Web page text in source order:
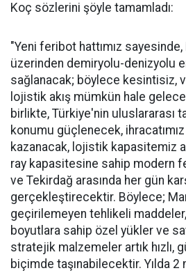
Koç sözlerini şöyle tamamladı:
"Yeni feribot hattımız
üzerinden demiryolu-denizyolu
sağlanacak; böylece kesintisiz,
lojistik akış mümkün hale
birlikte, Türkiye'nin uluslararası
konumu güçlenecek,
kazanacak, lojistik kapasitemiz
ray kapasitesine sahip modern
ve Tekirdağ arasında her gün
gerçekleştirecektir. Böylece;
geçirilemeyen tehlikeli
boyutlara sahip özel yükler ve
stratejik malzemeler artık hızlı,
biçimde taşınabilecektir. Yılda